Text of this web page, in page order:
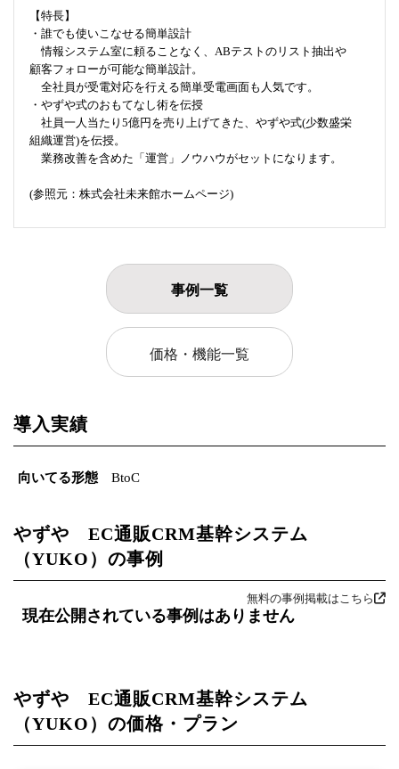
【特長】
・誰でも使いこなせる簡単設計
情報システム室に頼ることなく、ABテストのリスト抽出や
顧客フォローが可能な簡単設計。
全社員が受電対応を行える簡単受電画面も人気です。
・やずや式のおもてなし術を伝授
社員一人当たり5億円を売り上げてきた、やずや式(少数盛栄
組織運営)を伝授。
業務改善を含めた「運営」ノウハウがセットになります。
(参照元：株式会社未来館ホームページ)
事例一覧
価格・機能一覧
導入実績
向いてる形態 BtoC
やずや EC通販CRM基幹システム
（YUKO）の事例
無料の事例掲載はこちら
現在公開されている事例はありません
やずや EC通販CRM基幹システム
（YUKO）の価格・プラン